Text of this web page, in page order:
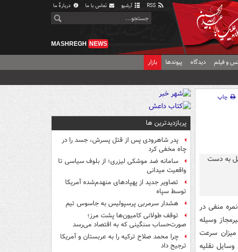
آرشیو تماس با ما دربارهٔ ما
MASHREGH NEWS
و فیلم دیدگاه پیوندها بازار
چاپ
منفی در
وسیله
تومان است. اگر میزان سرعت
وسایل نقلیه
پربازدیدترین ها
پدر شاهرودی پس از قتل پسرش، جسد را در
چاه مخفی کرد
سامانه ضد موشکی لیزری؛ از بلوف سیاسی تا
واقعیت میدانی
تصاویر جدید از پهپادهای منهدم‌شده آمریکا
توسط سپاه
هشدار سرمربی پرسپولیس به جاسوس تیم
توقف طولانی کامیون‌ها پشت مرز؛
صورت‌حساب سنگینی که به اقتصاد می‌رسد
چرا محمد صلاح ترکیه را به عربستان و آمریکا
ترجیح داد